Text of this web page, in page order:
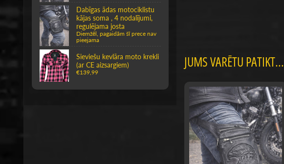
Dabīgas ādas motociklistu
kājas soma , 4 nodalījumi,
regulējama josta
Diemžēl, pagaidām šī prece nav
pieejama
Sieviešu kevlāra moto krekli
(ar CE aizsargiem)
€139,99
JUMS VARĒTU PATIKT...